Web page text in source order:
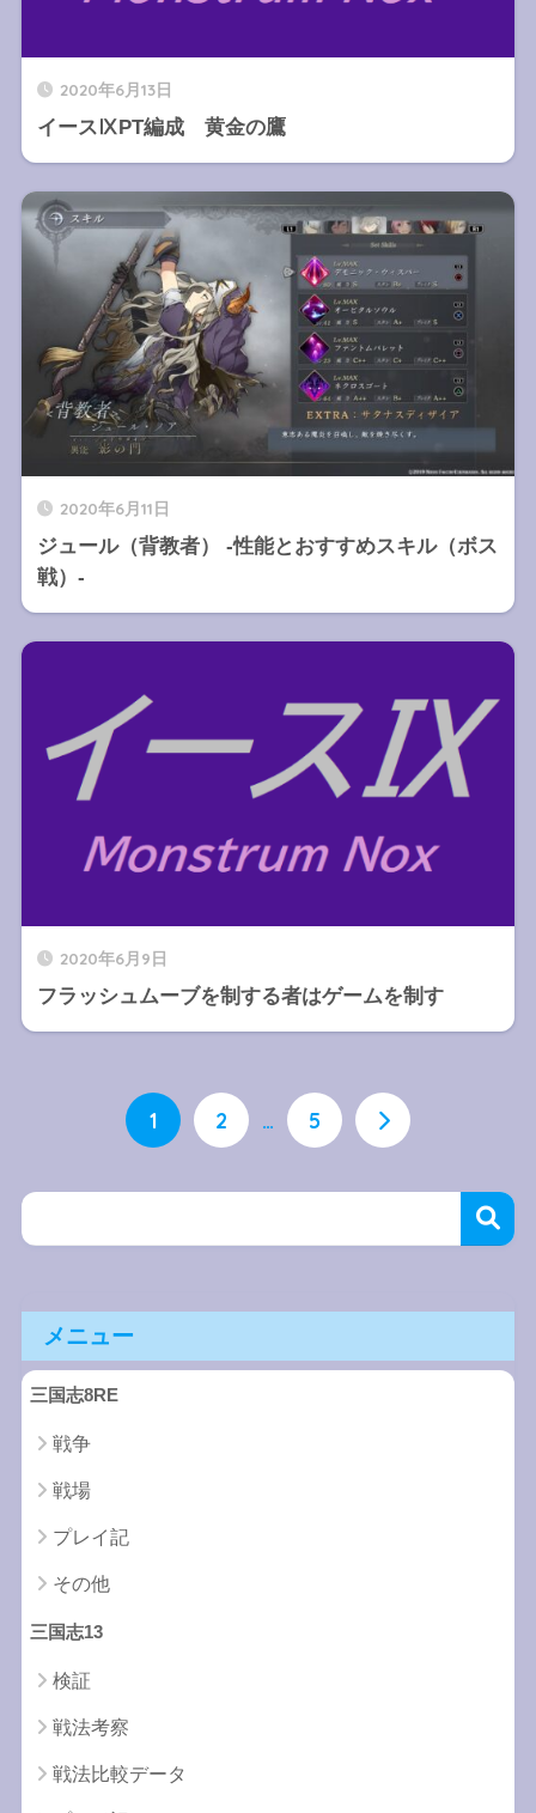
2020年6月13日
イースⅨPT編成 黄金の鷹
2020年6月11日
ジュール（背教者） -性能とおすすめスキル（ボス
戦）-
2020年6月9日
フラッシュムーブを制する者はゲームを制す
1 2 … 5
メニュー
三国志8RE
戦争
戦場
プレイ記
その他
三国志13
検証
戦法考察
戦法比較データ